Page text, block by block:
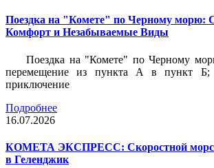
Поездка на "Комете" по Черному морю:
Комфорт и Незабываемые Виды
Поездка на "Комете" по Черному
перемещение из пункта А в пункт Б;
приключение
Подробнее
16.07.2026
КОМЕТА ЭКСПРЕСС: Скоростной
в Геленджик